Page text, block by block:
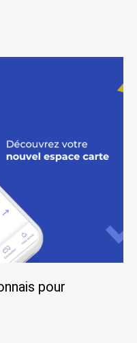
pour